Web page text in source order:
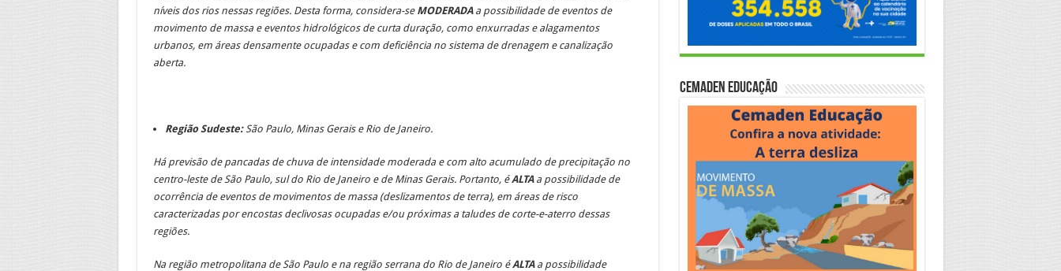
níveis dos rios nessas regiões. Desta forma, considera-se MODERADAa possibilidade de eventos de
movimento de massa e eventos hidrológicos de curta duração, como enxurradas e alagamentos
urbanos, em áreas densamente ocupadas e com deficiência no sistema de drenagem e canalização
aberta.
Região Sudeste:São Paulo, Minas Gerais e Rio de Janeiro.
Há previsão de pancadas de chuva de intensidade moderada e com alto acumulado de precipitação no
centro-leste de São Paulo, sul do Rio de Janeiro e de Minas Gerais. Portanto, éALTAa possibilidade de
ocorrência de eventos de movimentos de massa (deslizamentos de terra), em áreas de risco
caracterizadas por encostas declivosas ocupadas e/ou próximas a taludes de corte-e-aterrodessas
regiões.
Na região metropolitana de São Paulo e na região serrana do Rio de Janeiro éALTAa possibilidade
Cemaden Educação